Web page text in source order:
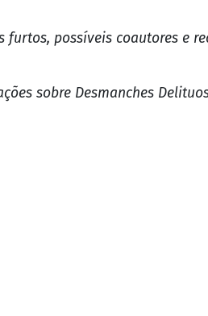
possíveis coautores e
sobre Desmanches